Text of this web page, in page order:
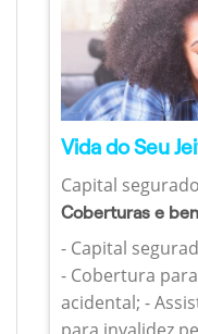
Vida do Seu
Capital
Coberturas e
- Capital
- Cobertura
acidental; -